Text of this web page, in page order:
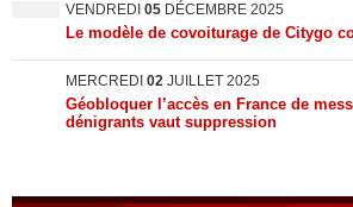
VENDREDI 05 DÉCEMBRE 2025
Le modèle de covoiturage de Citygo
MERCREDI 02 JUILLET 2025
Géobloquer l’accès en France de
dénigrants vaut suppression